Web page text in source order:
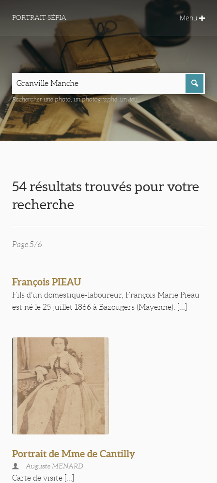
PORTRAIT SÉPIA Menu
Rechercher une photo, un photographe, un lieu...
54 résultats trouvés pour votre
recherche
Page 5/6
François PIEAU
Fils d’un domestique-laboureur, François Marie Pieau
est né le 25 juillet 1866 à Bazougers (Mayenne). [...]
Portrait de Mme de Cantilly
Auguste MENARD
Carte de visite [...]